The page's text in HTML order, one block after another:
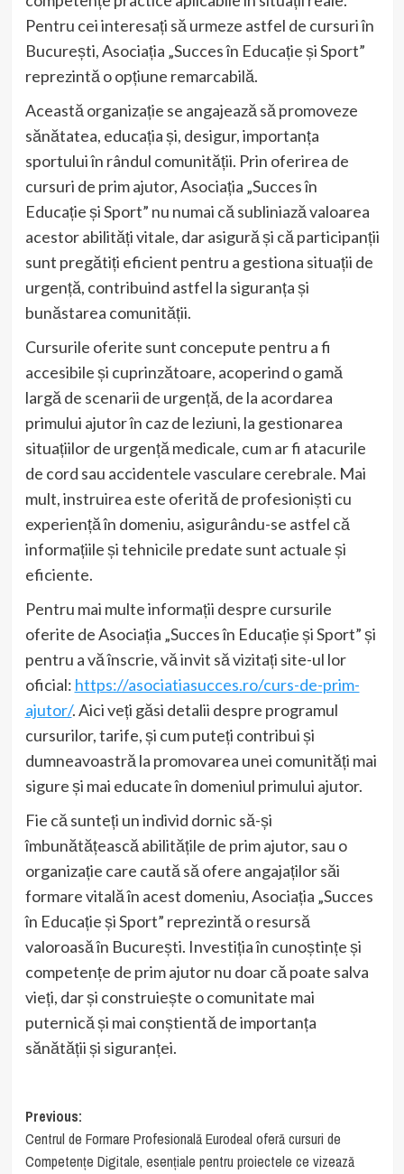
Pentru cei interesați să urmeze astfel de cursuri în
București, Asociația „Succes în Educație și Sport”
reprezintă o opțiune remarcabilă.
Această organizație se angajează să promoveze
sănătatea, educația și, desigur, importanța
sportului în rândul comunității. Prin oferirea de
cursuri de prim ajutor, Asociația „Succes în
Educație și Sport” nu numai că subliniază valoarea
acestor abilități vitale, dar asigură și că participanții
sunt pregătiți eficient pentru a gestiona situații de
urgență, contribuind astfel la siguranța și
bunăstarea comunității.
Cursurile oferite sunt concepute pentru a fi
accesibile și cuprinzătoare, acoperind o gamă
largă de scenarii de urgență, de la acordarea
primului ajutor în caz de leziuni, la gestionarea
situațiilor de urgență medicale, cum ar fi atacurile
de cord sau accidentele vasculare cerebrale. Mai
mult, instruirea este oferită de profesioniști cu
experiență în domeniu, asigurându-se astfel că
informațiile și tehnicile predate sunt actuale și
eficiente.
Pentru mai multe informații despre cursurile
oferite de Asociația „Succes în Educație și Sport” și
pentru a vă înscrie, vă invit să vizitați site-ul lor
oficial: https://asociatiasucces.ro/curs-de-prim-
ajutor/. Aici veți găsi detalii despre programul
cursurilor, tarife, și cum puteți contribui și
dumneavoastră la promovarea unei comunități mai
sigure și mai educate în domeniul primului ajutor.
Fie că sunteți un individ dornic să-și
îmbunătățească abilitățile de prim ajutor, sau o
organizație care caută să ofere angajaților săi
formare vitală în acest domeniu, Asociația „Succes
în Educație și Sport” reprezintă o resursă
valoroasă în București. Investiția în cunoștințe și
competențe de prim ajutor nu doar că poate salva
vieți, dar și construiește o comunitate mai
puternică și mai conștientă de importanța
sănătății și siguranței.
Post
navigation
Previous:
Centrul de Formare Profesională Eurodeal oferă cursuri de
Competențe Digitale, esențiale pentru proiectele ce vizează